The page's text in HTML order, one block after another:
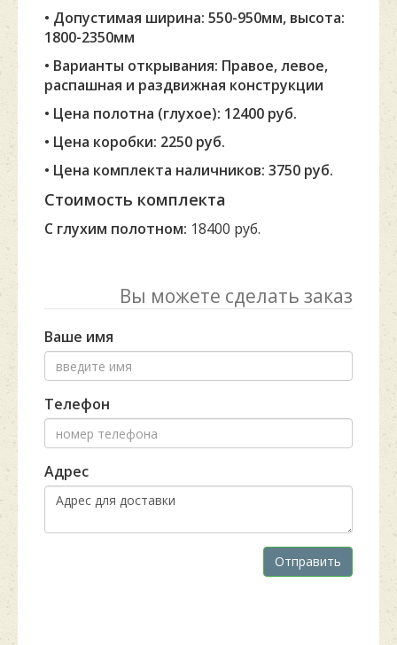
• Допустимая ширина: 550-950мм, высота:
1800-2350мм
• Варианты открывания: Правое, левое,
распашная и раздвижная конструкции
• Цена полотна (глухое): 12400 руб.
• Цена коробки: 2250 руб.
• Цена комплекта наличников: 3750 руб.
Стоимость комплекта
С глухим полотном: 18400 руб.
Вы можете сделать заказ
Ваше имя
Телефон
Адрес
Отправить